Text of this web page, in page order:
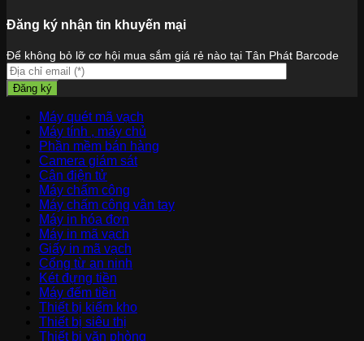
Đăng ký nhận tin khuyến mại
Để không bỏ lỡ cơ hội mua sắm giá rẻ nào tại Tân Phát Barcode
Máy quét mã vạch
Máy tính , máy chủ
Phần mềm bán hàng
Camera giám sát
Cân điện tử
Máy chấm công
Máy chấm công vân tay
Máy in hóa đơn
Máy in mã vạch
Giấy in mã vạch
Cổng từ an ninh
Két đựng tiền
Máy đếm tiền
Thiết bị kiểm kho
Thiết bị siêu thị
Thiết bị văn phòng